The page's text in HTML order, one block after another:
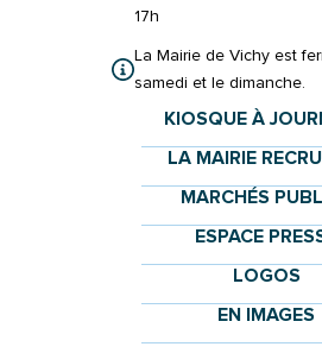
17h
La Mairie de Vichy est
samedi et le dimanche.
KIOSQUE À
LA MAIRIE
MARCHÉS
ESPACE
LOGOS
EN IMAGES